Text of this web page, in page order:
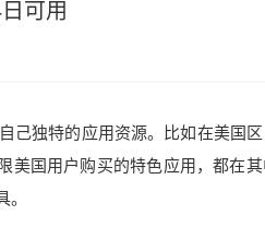
可用
己独特的应用资源。比如在美国
国用户购买的特色应用，都在